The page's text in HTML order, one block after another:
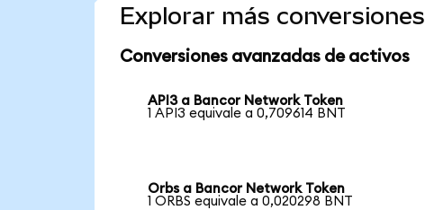
Explorar más conversiones
Conversiones avanzadas de activos
API3 a Bancor Network Token
1 API3 equivale a 0,709614 BNT
Orbs a Bancor Network Token
1 ORBS equivale a 0,020298 BNT